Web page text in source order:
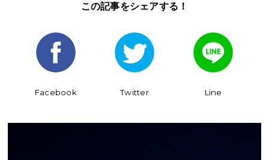
この記事をシェアする！
Facebook Twitter Line